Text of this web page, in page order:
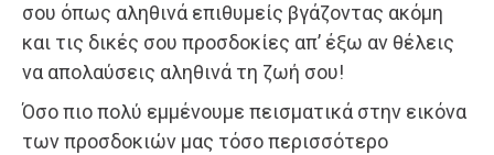
σου όπως αληθινά επιθυμείς βγάζοντας ακόμη
και τις δικές σου προσδοκίες απ’ έξω αν θέλεις
να απολαύσεις αληθινά τη ζωή σου!
Όσο πιο πολύ εμμένουμε πεισματικά στην εικόνα
των προσδοκιών μας τόσο περισσότερο